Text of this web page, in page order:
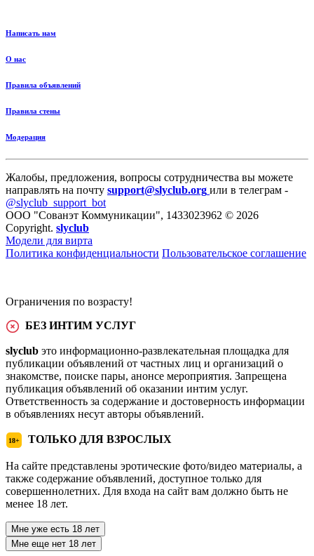
Написать нам
О нас
Правила объявлений
Правила стены
Модерация
Жалобы, предложения, вопросы сотрудничества вы можете
направлять на почту support@slyclub.org или в телеграм -
@slyclub_support_bot
ООО "Сованэт Коммуникации", 1433023962 © 2026
Copyright. slyclub
Модели для вирта
Политика конфиденциальности Пользовательское соглашение
Ограничения по возрасту!
БЕЗ ИНТИМ УСЛУГ
slyclub это информационно-развлекательная площадка для
публикации объявлений от частных лиц и организаций о
знакомстве, поиске пары, анонсе мероприятия. Запрещена
публикация объявлений об оказании интим услуг.
Ответственность за содержание и достоверность информации
в объявлениях несут авторы объявлений.
18+ ТОЛЬКО ДЛЯ ВЗРОСЛЫХ
На сайте представлены эротические фото/видео материалы, а
также содержание объявлений, доступное только для
совершеннолетних. Для входа на сайт вам должно быть не
менее 18 лет.
Мне уже есть 18 лет
Мне еще нет 18 лет